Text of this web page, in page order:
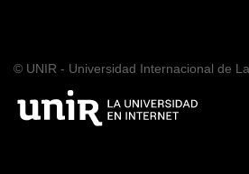
© UNIR - Universidad Internacional de